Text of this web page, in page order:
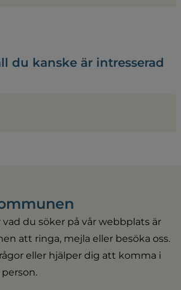
du kanske är intresserad
du söker på vår webbplats är
att ringa, mejla eller besöka oss.
eller hjälper dig att komma i